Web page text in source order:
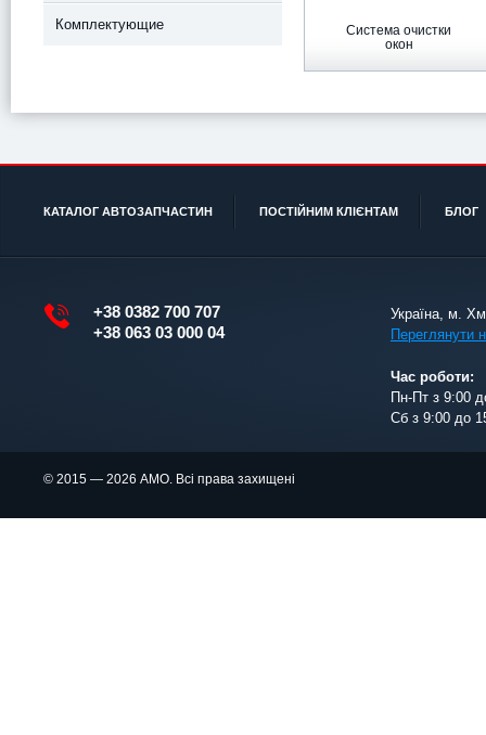
Комплектующие
Система очистки
окон
КАТАЛОГ АВТОЗАПЧАСТИН ПОСТІЙНИМ КЛІЄНТАМ БЛОГ
+38 0382 700 707
+38 063 03 000 04
Україна, м.
Переглянути
Час роботи:
Пн-Пт з 9:00
Сб з 9:00 до
© 2015 — 2026 АМО. Всі права захищені